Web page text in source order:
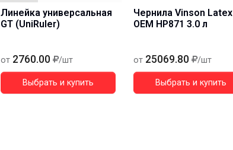
Линейка универсальная
GT (UniRuler)
от 2760.00 /шт
Выбрать и купить
Чернила Vinson Latex
OEM HP871 3.0 л
от 25069.80 /шт
Выбрать и купить